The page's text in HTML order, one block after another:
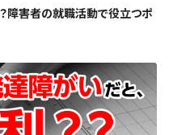
障害者の就職活動で役立つポ